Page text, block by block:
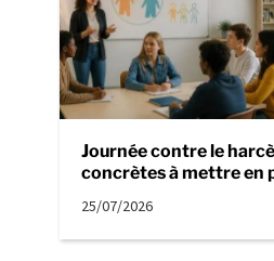
Journée contre le
concrètes à mettre en
25/07/2026